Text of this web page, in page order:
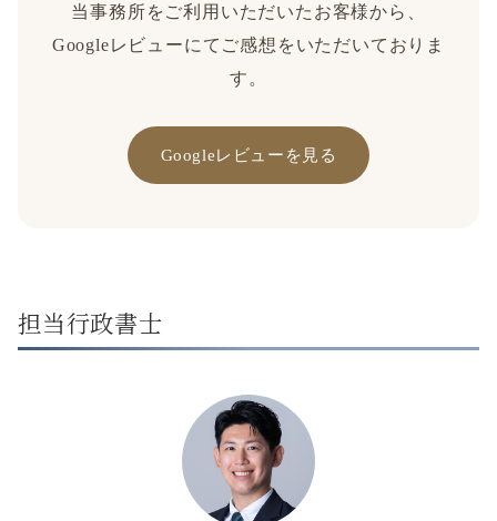
当事務所をご利用いただいたお客様から、
Googleレビューにてご感想をいただいておりま
す。
Googleレビューを見る
担当行政書士